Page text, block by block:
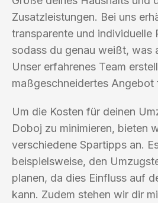
Zusatzleistungen. Bei uns
transparente und individuelle
sodass du genau weißt, was
Unser erfahrenes Team
maßgeschneidertes Angebot
Um die Kosten für deinen
Doboj zu minimieren, bieten
verschiedene Spartipps an.
beispielsweise, den
planen, da dies Einfluss auf
kann. Zudem stehen wir dir